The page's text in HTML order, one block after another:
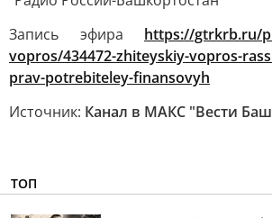
Запись эфира https://gtrkrb.ru/
vopros/434472-zhiteyskiy-vopros-
prav-potrebiteley-finansovyh
Источник: Канал в МАКС "Вести
ТОП